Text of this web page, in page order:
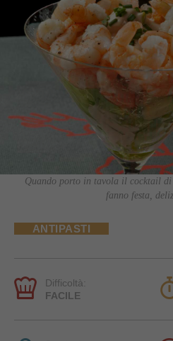
Quando porto in tavola il cocktail
fanno festa,
ANTIPASTI
Difficoltà:
FACILE